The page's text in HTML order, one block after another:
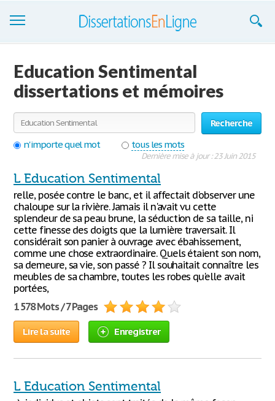
S'inscrire
Se connecter
Contactez-nous
Education Sentimental
dissertations et mémoires
Recherche
n'importe quel mot
tous les mots
Dernière mise à jour : 23 Juin 2015
L Education Sentimental
relle, posée contre le banc, et il affectait d'observer une
chaloupe sur la rivière. Jamais il n'avait vu cette
splendeur de sa peau brune, la séduction de sa taille, ni
cette finesse des doigts que la lumière traversait. Il
considérait son panier à ouvrage avec ébahissement,
comme une chose extraordinaire. Quels étaient son nom,
sa demeure, sa vie, son passé ? Il souhaitait connaître les
meubles de sa chambre, toutes les robes qu'elle avait
portées,
1 578 Mots / 7 Pages
Lire la suite Enregistrer
L Education Sentimental